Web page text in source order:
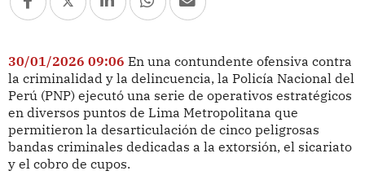
30/01/2026 09:06 En una contundente ofensiva contra
la criminalidad y la delincuencia, la Policía Nacional del
Perú (PNP) ejecutó una serie de operativos estratégicos
en diversos puntos de Lima Metropolitana que
permitieron la desarticulación de cinco peligrosas
bandas criminales dedicadas a la extorsión, el sicariato
y el cobro de cupos.